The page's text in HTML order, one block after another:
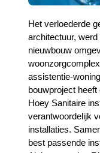
Het verloederde
architectuur,
nieuwbouw
assistentie-
bouwproject
Hoey Sanitaire
verantwoordelijk
installaties.
best passende